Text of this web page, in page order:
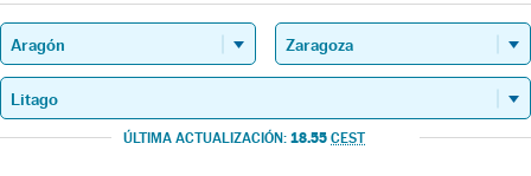
ÚLTIMA ACTUALIZACIÓN: 18.55 CEST